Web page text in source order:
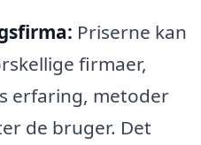
Priserne kan
firmaer,
erfaring, metoder
de bruger. Det